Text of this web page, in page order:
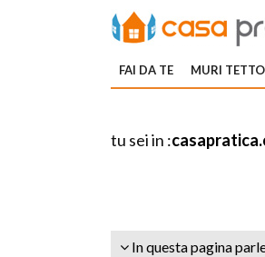
FAI DA TE MURI TETTO
tu sei in :
In questa pagina